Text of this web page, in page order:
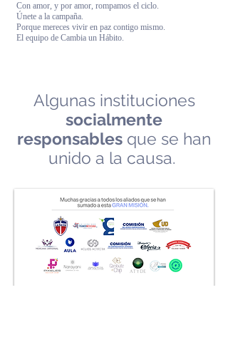
Con amor, y por amor, rompamos el ciclo.
Únete a la campaña.
Porque mereces vivir en paz contigo mismo.
El equipo de Cambia un Hábito.
Algunas instituciones
socialmente
responsables que se han
unido a la causa.